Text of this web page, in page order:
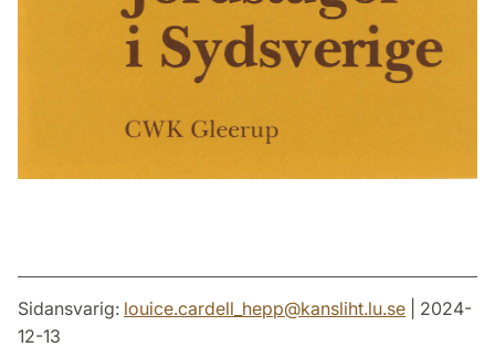
Sidansvarig: louice.cardell_hepp@kansliht.lu.se | 2024-
12-13